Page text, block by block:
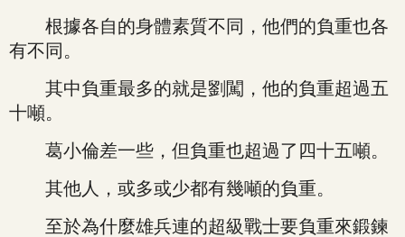
根據各自的身體素質不同，他們的負重也各
有不同。
其中負重最多的就是劉闖，他的負重超過五
十噸。
葛小倫差一些，但負重也超過了四十五噸。
其他人，或多或少都有幾噸的負重。
至於為什麼雄兵連的超級戰士要負重來鍛鍊